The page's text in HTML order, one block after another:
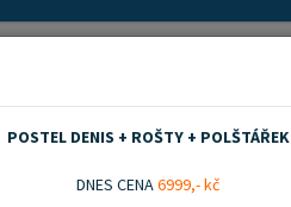
Puzzle a vkládačky
POSTEL DENIS + ROŠTY + POLŠTÁŘEK
DNES CENA6999,- kč